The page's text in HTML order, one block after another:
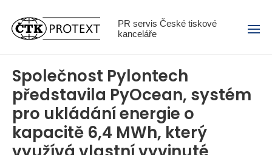
PR servis České tiskové
kanceláře
Menu
Společnost Pylontech
představila PyOcean, systém
pro ukládání energie o
kapacitě 6,4 MWh, který